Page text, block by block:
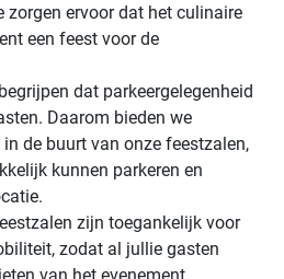
zorgen ervoor dat het culinaire
een feest voor de
dat parkeergelegenheid
Daarom bieden we
de buurt van onze feestzalen,
kunnen parkeren en
zijn toegankelijk voor
zodat al jullie gasten